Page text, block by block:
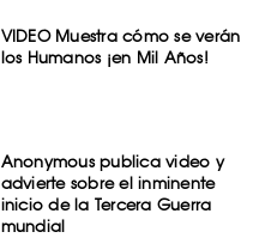
VIDEO Muestra cómo se verán
los Humanos ¡en Mil Años!
Anonymous publica video y
advierte sobre el inminente
inicio de la Tercera Guerra
mundial